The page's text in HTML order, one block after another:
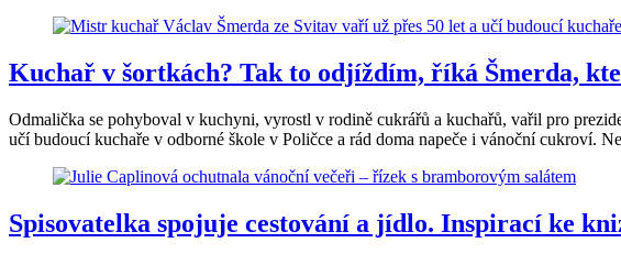
Kuchař v šortkách? Tak to odjíždím, říká Šmerda,
Odmalička se pohyboval v kuchyni, vyrostl v rodině cukrářů a kuchařů, vařil pro
učí budoucí kuchaře v odborné škole v Poličce a rád doma napeče i vánoční cukroví.
Spisovatelka spojuje cestování a jídlo. Inspirací ke